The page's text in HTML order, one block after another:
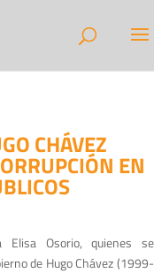
CHÁVEZ
EN
Elisa Osorio, quienes se
de Hugo Chávez (1999-